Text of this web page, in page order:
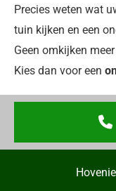
Precies weten wat
tuin kijken en een
Geen omkijken
Kies dan voor een